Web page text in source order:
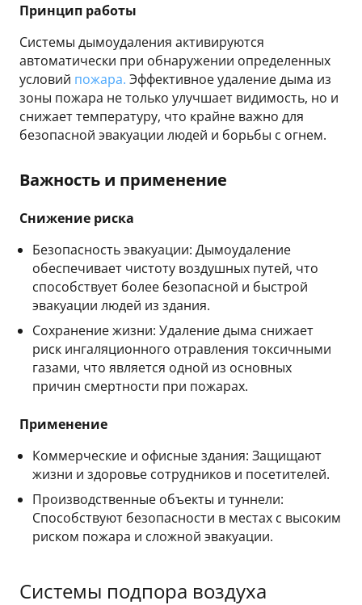
Принцип работы
Системы дымоудаления активируются
автоматически при обнаружении определенных
условий пожара. Эффективное удаление дыма из
зоны пожара не только улучшает видимость, но и
снижает температуру, что крайне важно для
безопасной эвакуации людей и борьбы с огнем.
Важность и применение
Снижение риска
Безопасность эвакуации: Дымоудаление
обеспечивает чистоту воздушных путей, что
способствует более безопасной и быстрой
эвакуации людей из здания.
Сохранение жизни: Удаление дыма снижает
риск ингаляционного отравления токсичными
газами, что является одной из основных
причин смертности при пожарах.
Применение
Коммерческие и офисные здания: Защищают
жизни и здоровье сотрудников и посетителей.
Производственные объекты и туннели:
Способствуют безопасности в местах с высоким
риском пожара и сложной эвакуации.
Системы подпора воздуха